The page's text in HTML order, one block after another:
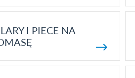
I PIECE NA